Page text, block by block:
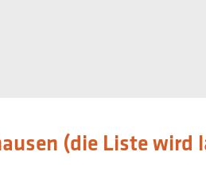
(die Liste wird